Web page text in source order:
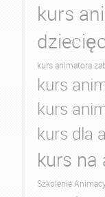
kurs
kurs animatora
kurs
kurs
kurs dla
kurs na
Szkolenie